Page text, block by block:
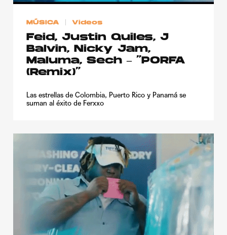
MÚSICA Videos
Feid, Justin Quiles, J
Balvin, Nicky Jam,
Maluma, Sech – “PORFA
(Remix)”
Las estrellas de Colombia, Puerto Rico y Panamá se
suman al éxito de Ferxxo